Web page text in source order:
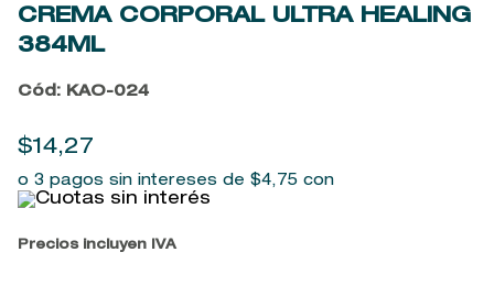
CREMA CORPORAL ULTRA HEALING
384ML
Cód: KAO-024
$14,27
o 3 pagos sin intereses de $4, 75 con
Precios incluyen IVA
7.
kool beauty serum
10. john frieda